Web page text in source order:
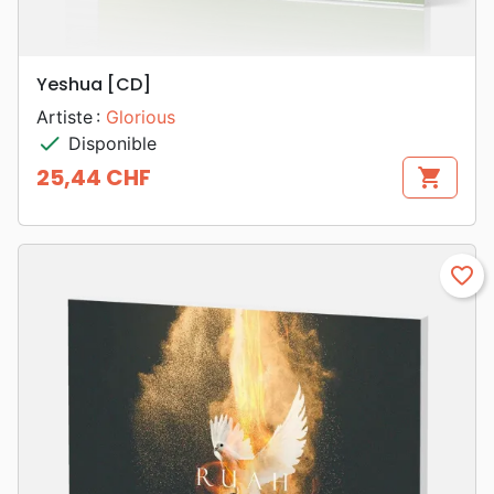
Yeshua [CD]
Artiste : Glorious
check Disponible
Prix
25,44 CHF shopping_cart
favorite_border